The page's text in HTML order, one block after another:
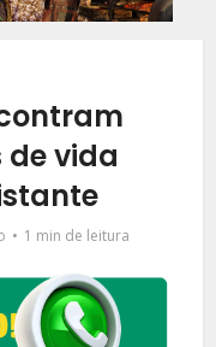
de vida
1 min de leitura